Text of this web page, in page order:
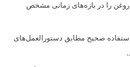
روغن را در بازه‌های زمانی مشخص
صحیح مطابق دستورالعمل‌های